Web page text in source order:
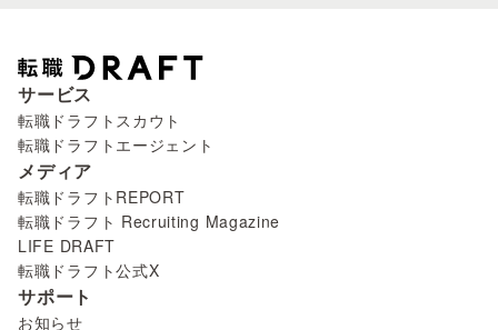
サービス
転職ドラフトスカウト
転職ドラフトエージェント
メディア
転職ドラフトREPORT
転職ドラフト Recruiting Magazine
LIFE DRAFT
転職ドラフト公式X
サポート
お知らせ